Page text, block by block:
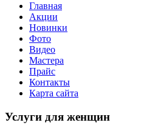
Главная
Акции
Новинки
Фото
Видео
Мастера
Прайс
Контакты
Карта сайта
Услуги для женщин